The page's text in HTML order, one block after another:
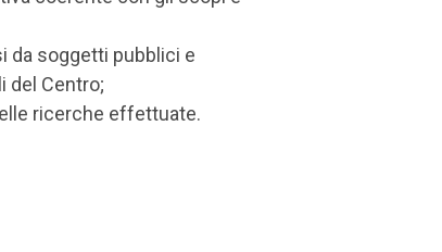
da soggetti pubblici e
del Centro;
ricerche effettuate.